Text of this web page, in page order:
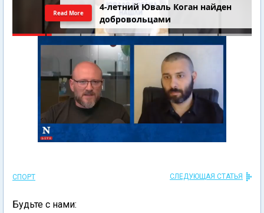
4-летний Юваль Коган найден
добровольцами
Read More
СПОРТ СЛЕДУЮЩАЯ СТАТЬЯ
Будьте с нами: